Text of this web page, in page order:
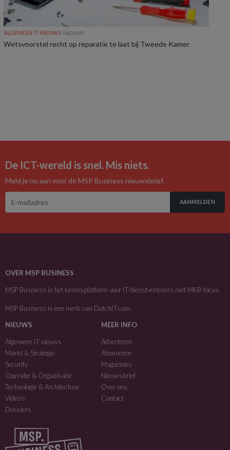
ALGEMEEN IT NIEUWS NIEUWS
Wetsvoorstel recht op reparatie te laat bij Tweede Kamer
De ICT-wereld is snel. Mis niets.
Meld je nu aan voor de MSP Business nieuwsbrief.
AANMELDEN
OVER MSP BUSINESS
MSP Business is het kennisplatform voor IT-dienstverleners met MKB-focus.
MSP Business is een merk van DutchIT.com
NIEUWS
Algemeen IT nieuws
Markt & Strategie
Security
Operatie & Organisatie
Technologie & Architectuur
Video’s
Dossiers
MEER INFO
Adverteren
Abonneren
Magazines
Nieuwsbrief
Over ons
Contact